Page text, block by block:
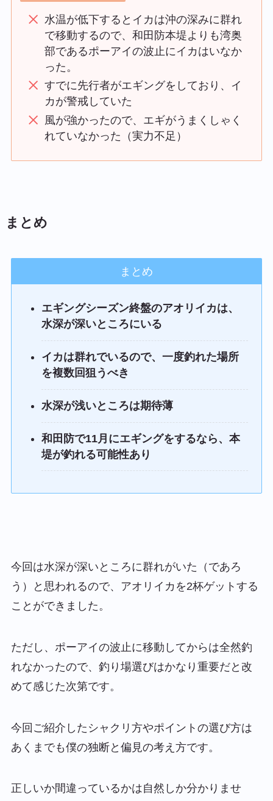
水温が低下するとイカは沖の深みに群れ
で移動するので、和田防本堤よりも湾奥
部であるポーアイの波止にイカはいなか
った。
すでに先行者がエギングをしており、イ
カが警戒していた
風が強かったので、エギがうまくしゃく
れていなかった（実力不足）
まとめ
まとめ
エギングシーズン終盤のアオリイカは、
水深が深いところにいる
イカは群れでいるので、一度釣れた場所
を複数回狙うべき
水深が浅いところは期待薄
和田防で11月にエギングをするなら、本
堤が釣れる可能性あり
今回は水深が深いところに群れがいた（であろ
う）と思われるので、アオリイカを2杯ゲットする
ことができました。
ただし、ポーアイの波止に移動してからは全然釣
れなかったので、釣り場選びはかなり重要だと改
めて感じた次第です。
今回ご紹介したシャクリ方やポイントの選び方は
あくまでも僕の独断と偏見の考え方です。
正しいか間違っているかは自然しか分かりませ